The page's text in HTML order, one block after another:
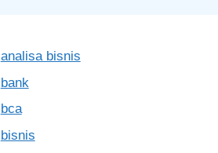
analisa bisnis
bank
bca
bisnis